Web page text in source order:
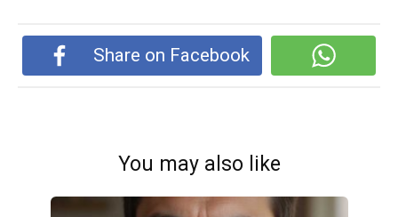
Share on Facebook
You may also like